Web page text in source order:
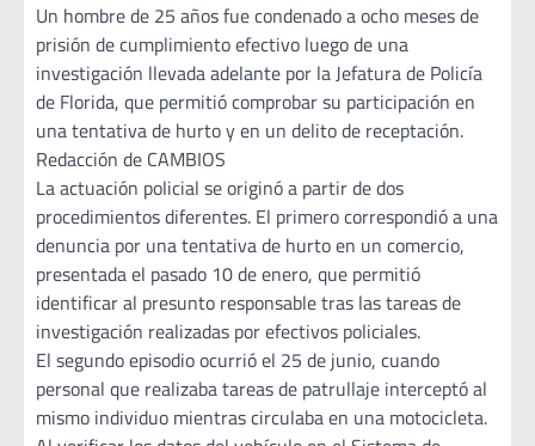
Un hombre de 25 años fue condenado a ocho meses de
prisión de cumplimiento efectivo luego de una
investigación llevada adelante por la Jefatura de Policía
de Florida, que permitió comprobar su participación en
una tentativa de hurto y en un delito de receptación.
Redacción de CAMBIOS
La actuación policial se originó a partir de dos
procedimientos diferentes. El primero correspondió a una
denuncia por una tentativa de hurto en un comercio,
presentada el pasado 10 de enero, que permitió
identificar al presunto responsable tras las tareas de
investigación realizadas por efectivos policiales.
El segundo episodio ocurrió el 25 de junio, cuando
personal que realizaba tareas de patrullaje interceptó al
mismo individuo mientras circulaba en una motocicleta.